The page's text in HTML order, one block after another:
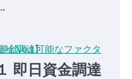
即日資金調達